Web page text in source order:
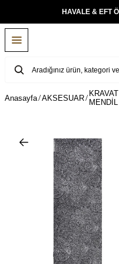
HAVALE & EFT
Anasayfa AKSESUAR
MENDİL